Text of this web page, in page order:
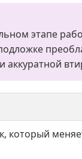
этапе
который